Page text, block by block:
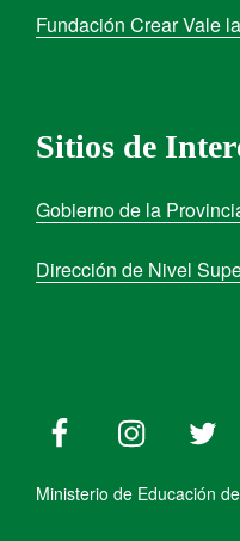
Fundación Crear Vale
Sitios de
Gobierno de la
Dirección de Nivel
Ministerio de Educación